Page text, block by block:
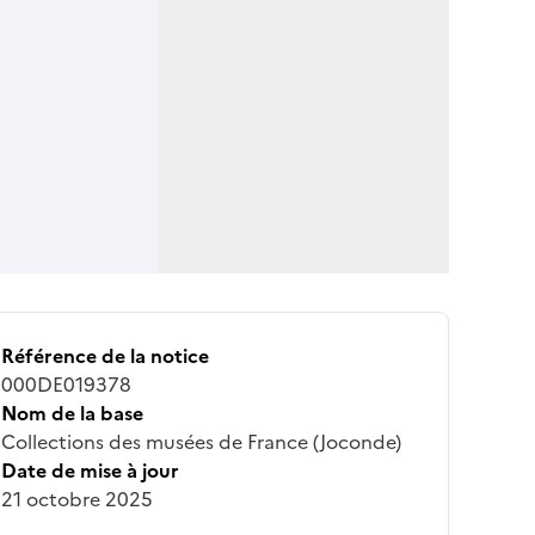
Référence de la notice
000DE019378
Nom de la base
Collections des musées de France (Joconde)
Date de mise à jour
21 octobre 2025